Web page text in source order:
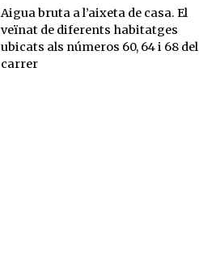
Aigua bruta a l’aixeta de casa. El
veïnat de diferents habitatges
ubicats als números 60, 64 i 68 del
carrer